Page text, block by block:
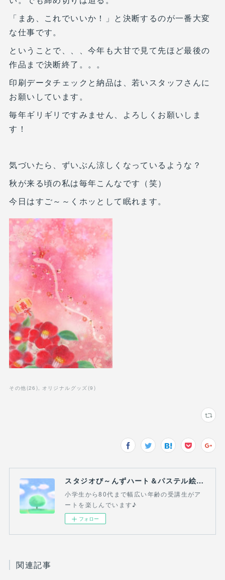
「まあ、これでいいか！」と決断するのが一番大変
な仕事です。
ということで、、、今年も大甘で見て先ほど最後の
作品まで決断終了。。。
印刷データチェックと納品は、若いスタッフさんに
お願いしています。
毎年ギリギリですみません、よろしくお願いしま
す！
気づいたら、ずいぶん涼しくなっているような？
秋が来る頃の私は毎年こんなです（笑）
今日はすご～～くホッとして眠れます。
その他 (26 ) オリジナルグッズ (9 )
スタジオび～んずハート＆パステル絵画教室(吉祥寺・三鷹・熊谷）
小学生から80代まで幅広い年齢の受講生がア
ートを楽しんでいます♪
フォロー
関連記事